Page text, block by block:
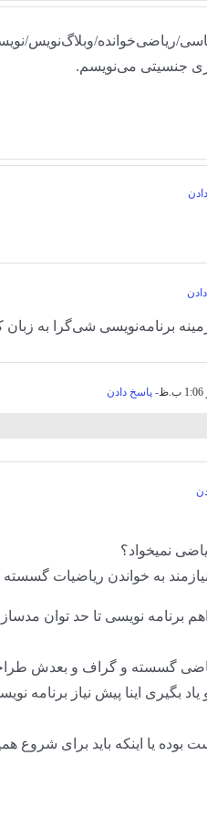
جنسیتی می‌نویسم.
برنامه‌نویسی شی‌گرا به زبان
- پاسخ دادن
نمیخواد؟
نیازمند به خواندن ریاضیات
برنامه نویسی تا حد توان
گسسته و گراف و بعدش
یاد بگیری اینا پیش نیاز
بوده یا اینکه باید برای شروع